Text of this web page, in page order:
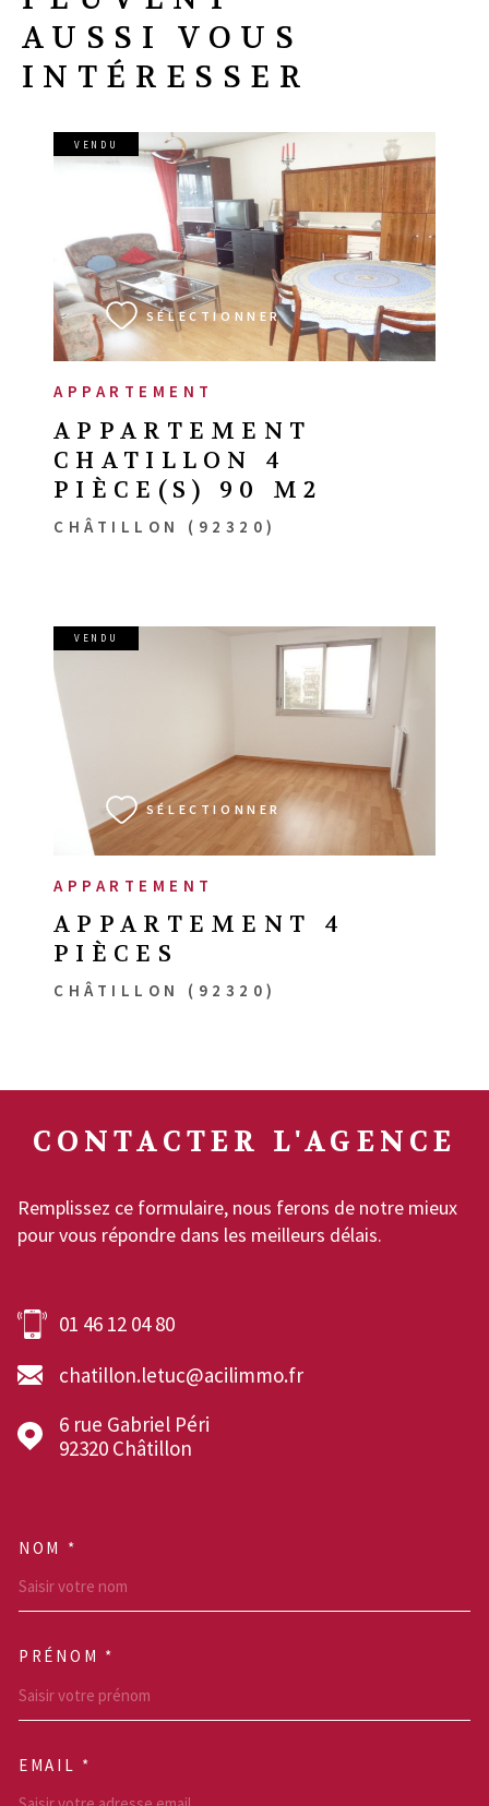
AUSSI VOUS
INTÉRESSER
APPARTEMENT
APPARTEMENT
CHATILLON 4
PIÈCE(S) 90 M2
CHÂTILLON (92320)
VENDU
SÉLECTIONNER
VOIR LE BIEN
APPARTEMENT
APPARTEMENT 4
PIÈCES
CHÂTILLON (92320)
VENDU
SÉLECTIONNER
CONTACTER L'AGENCE
Remplissez ce formulaire, nous ferons de notre mieux
pour vous répondre dans les meilleurs délais.
01 46 12 04 80
chatillon.letuc@acilimmo.fr
6 rue Gabriel Péri
92320
Châtillon
NOM *
PRÉNOM *
EMAIL *